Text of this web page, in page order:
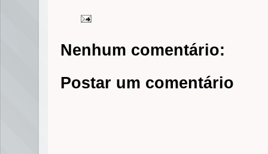
Nenhum comentário:
Postar um comentário